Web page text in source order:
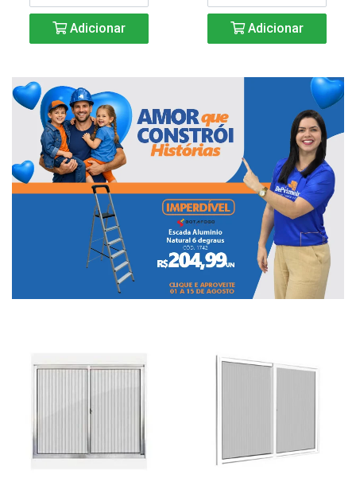
Adicionar Adicionar